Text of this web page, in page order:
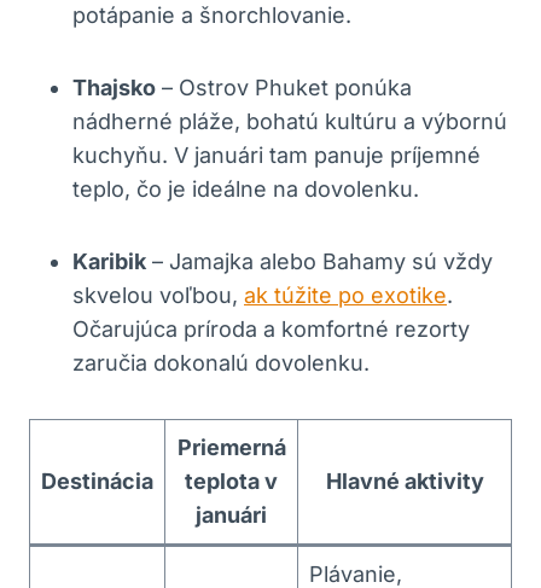
potápanie a šnorchlovanie.
Thajsko – Ostrov Phuket ponúka
nádherné pláže, bohatú kultúru a výbornú
kuchyňu. V januári tam panuje príjemné
teplo, čo je ideálne na dovolenku.
Karibik – Jamajka alebo Bahamy sú vždy
skvelou voľbou, ak túžite po exotike.
Očarujúca príroda a komfortné rezorty
zaručia dokonalú dovolenku.
Destinácia
Priemerná
teplota v
januári
Hlavné aktivity
Plávanie,